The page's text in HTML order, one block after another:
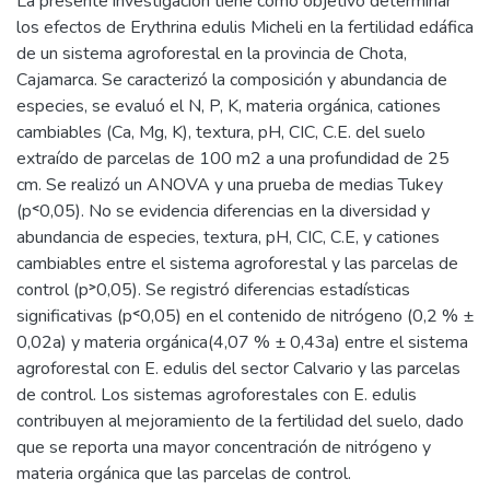
los efectos de Erythrina edulis Micheli en la fertilidad edáfica
de un sistema agroforestal en la provincia de Chota,
Cajamarca. Se caracterizó la composición y abundancia de
especies, se evaluó el N, P, K, materia orgánica, cationes
cambiables (Ca, Mg, K), textura, pH, CIC, C.E. del suelo
extraído de parcelas de 100 m2 a una profundidad de 25
cm. Se realizó un ANOVA y una prueba de medias Tukey
(p˂0,05). No se evidencia diferencias en la diversidad y
abundancia de especies, textura, pH, CIC, C.E, y cationes
cambiables entre el sistema agroforestal y las parcelas de
control (p˃0,05). Se registró diferencias estadísticas
significativas (p˂0,05) en el contenido de nitrógeno (0,2 % ±
0,02a) y materia orgánica(4,07 % ± 0,43a) entre el sistema
agroforestal con E. edulis del sector Calvario y las parcelas
de control. Los sistemas agroforestales con E. edulis
contribuyen al mejoramiento de la fertilidad del suelo, dado
que se reporta una mayor concentración de nitrógeno y
materia orgánica que las parcelas de control.